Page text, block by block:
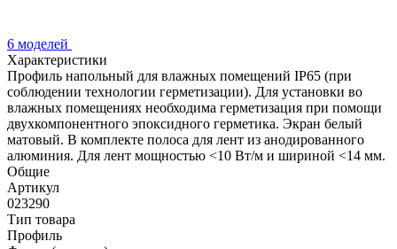
6 моделей
Характеристики
Профиль напольный для влажных помещений IP65 (при
соблюдении технологии герметизации). Для установки во
влажных помещениях необходима герметизация при помощи
двухкомпонентного эпоксидного герметика. Экран белый
матовый. В комплекте полоса для лент из анодированного
алюминия. Для лент мощностью <10 Вт/м и шириной <14 мм.
Общие
Артикул
023290
Тип товара
Профиль